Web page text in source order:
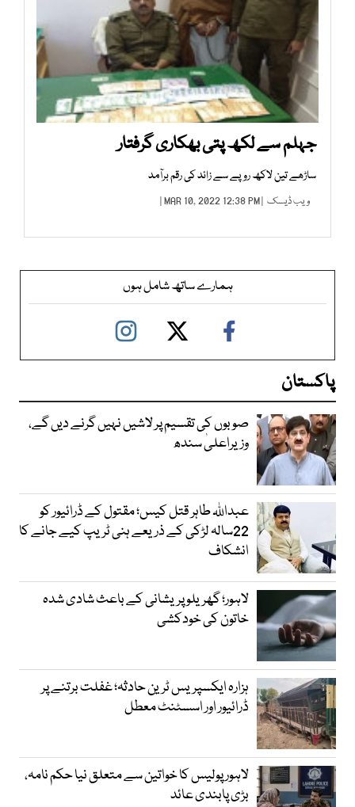
جہلم سے لکھ پتی بھکاری گرفتار
ساڑھے تین لاکھ روپے سے زائد کی رقم برآمد
ویب ڈیسک | MAR 10, 2022 12:38 PM |
ہمارے ساتھ شامل ہوں
پاکستان
صوبوں کی تقسیم پر لاشیں نہیں گرنے دیں گے،
وزیراعلیٰ سندھ
عبداللہ طاہر قتل کیس؛ مقتول کے ڈرائیور کو
22سالہ لڑکی کے ذریعے ہنی ٹریپ کیے جانے کا
انشکاف
لاہور؛ گھریلو پریشانی کے باعث شادی شدہ
خاتون کی خودکشی
ہزارہ ایکسپریس ٹرین حادثہ؛ غفلت برتنے پر
ڈرائیور اور اسسٹنٹ معطل
لاہور پولیس کا خواتین سے متعلق نیا حکم نامہ،
بڑی پابندی عائد